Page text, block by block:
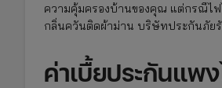
ความคุ้มครองบ้านของคุณ แต่กรณีไฟ
กลิ่นควันติดผ้าม่าน บริษัทประกันภัย
ค่าเบื้ยประกันแพ